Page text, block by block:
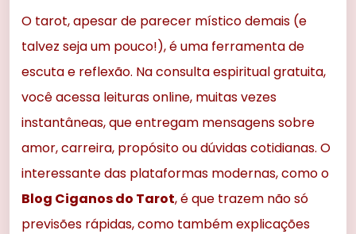
O tarot, apesar de parecer místico demais (e
talvez seja um pouco!), é uma ferramenta de
escuta e reflexão. Na consulta espiritual gratuita,
você acessa leituras online, muitas vezes
instantâneas, que entregam mensagens sobre
amor, carreira, propósito ou dúvidas cotidianas. O
interessante das plataformas modernas, como o
Blog Ciganos do Tarot, é que trazem não só
previsões rápidas, como também explicações